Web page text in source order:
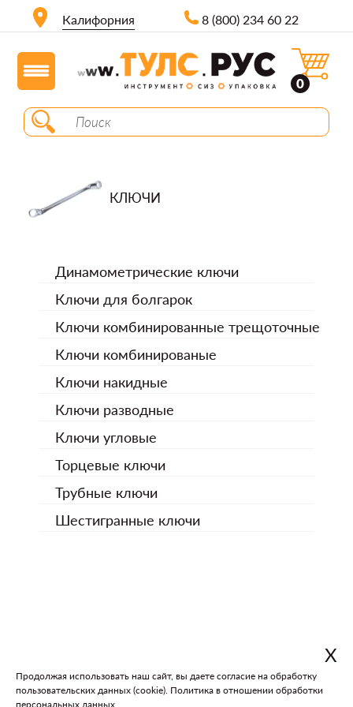
Калифорния 8 (800) 234 60 22
0
КЛЮЧИ
Динамометрические ключи
Ключи для болгарок
Ключи комбинированные трещоточные
Ключи комбинированые
Ключи накидные
Ключи разводные
Ключи угловые
Торцевые ключи
Трубные ключи
Шестигранные ключи
В каталог На главную
Х
Продолжая использовать наш сайт, вы даете согласие на обработку
пользовательских данных (cookie). Политика в отношении обработки
персональных данных